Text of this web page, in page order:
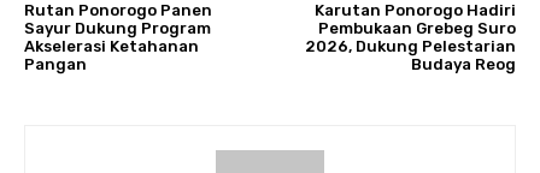
Rutan Ponorogo Panen
Sayur Dukung Program
Akselerasi Ketahanan
Pangan
Karutan Ponorogo Hadiri
Pembukaan Grebeg Suro
2026, Dukung Pelestarian
Budaya Reog